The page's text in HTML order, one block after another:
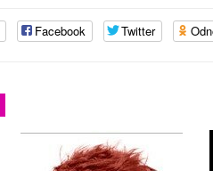
Facebook Twitter